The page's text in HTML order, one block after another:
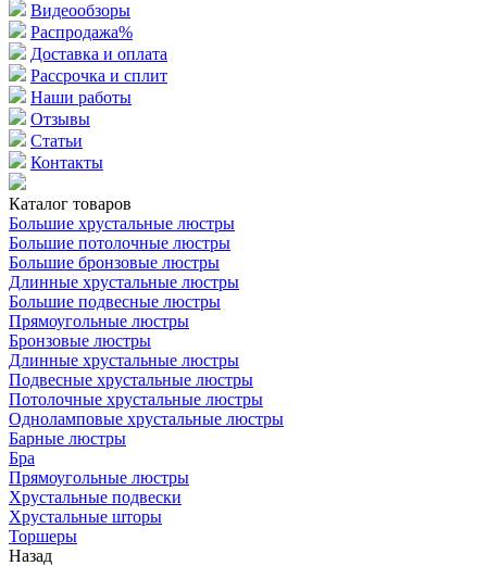
Видеообзоры
Распродажа%
Доставка и оплата
Рассрочка и сплит
Наши работы
Отзывы
Статьи
Контакты
Каталог товаров
Большие хрустальные люстры
Большие потолочные люстры
Большие бронзовые люстры
Длинные хрустальные люстры
Большие подвесные люстры
Прямоугольные люстры
Бронзовые люстры
Длинные хрустальные люстры
Подвесные хрустальные люстры
Потолочные хрустальные люстры
Одноламповые хрустальные люстры
Барные люстры
Бра
Прямоугольные люстры
Хрустальные подвески
Хрустальные шторы
Торшеры
Назад